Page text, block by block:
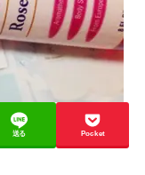
送る Pocket